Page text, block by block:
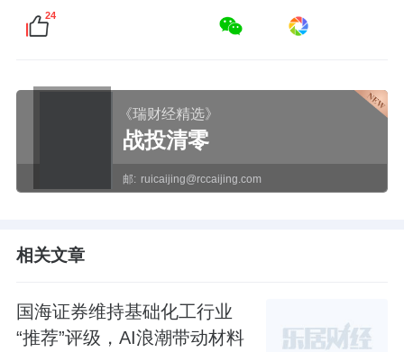
24
《瑞财经精选》
战投清零
邮: ruicaijing@rccaijing.com
相关文章
国海证券维持基础化工行业
“推荐”评级，AI浪潮带动材料